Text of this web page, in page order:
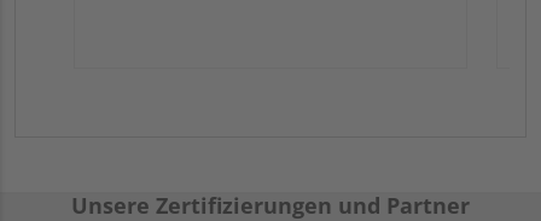
Unsere Zertifizierungen und Partner